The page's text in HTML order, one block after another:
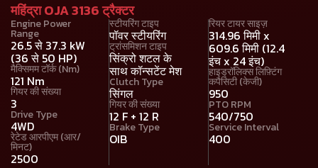
महिंद्रा OJA 3136 ट्रैक्टर
Engine Power
Range
26.5 से 37.3 kW
(36 से 50 HP)
मैक्सिमम टॉर्क (Nm)
121 Nm
गियर की संख्या
3
Drive Type
4WD
रेटेड आरपीएम (आर/
मिनट)
2500
स्टीयरिंग टाइप
पॉवर स्टीयरिंग
ट्रांसमिशन टाइप
सिंक्रो शटल के
साथ कॉन्सटेंट मेश
Clutch Type
सिंगल
गियर की संख्या
12 F + 12 R
Brake Type
OIB
रियर टायर साइज़
314.96 मिमी x
609.6 मिमी (12.4
इंच x 24 इंच)
हाइड्रॉलिक्स लिफ़्टिंग
कपैसिटी (केजी)
950
PTO RPM
540/750
Service Interval
400